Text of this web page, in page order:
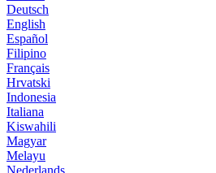
Deutsch
English
Español
Filipino
Français
Hrvatski
Indonesia
Italiana
Kiswahili
Magyar
Melayu
Nederlands